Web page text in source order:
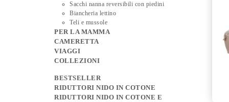
Sacchi nanna reversibili con piedini
Biancheria lettino
Teli e mussole
PER LA MAMMA
CAMERETTA
VIAGGI
COLLEZIONI
BESTSELLER
RIDUTTORI NIDO IN COTONE
RIDUTTORI NIDO IN COTONE E